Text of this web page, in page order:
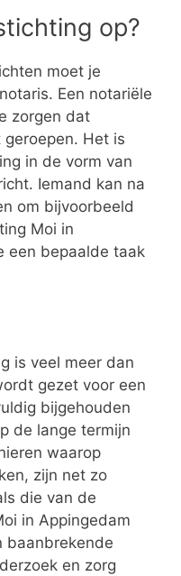
op?
moet je
Een notariële
zorgen dat
Het is
in de vorm van
Iemand kan na
om bijvoorbeeld
Moi in
een bepaalde taak
is veel meer dan
gezet voor een
bijgehouden
de lange termijn
waarop
zijn net zo
die van de
in Appingedam
baanbrekende
en zorg